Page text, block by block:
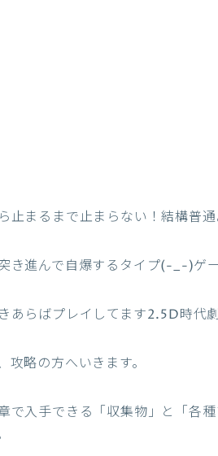
止まるまで止まらない！結構普通
き進んで自爆するタイプ(-_-)ゲ
あらばプレイしてます2.5D時代
攻略の方へいきます。
で入手できる「収集物」と「各